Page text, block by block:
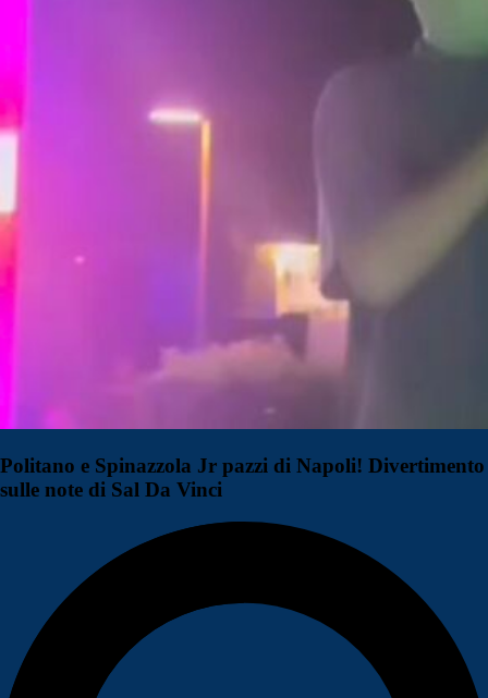
Politano e Spinazzola Jr pazzi di Napoli! Divertimento
sulle note di Sal Da Vinci